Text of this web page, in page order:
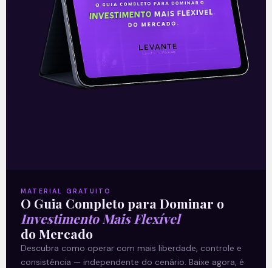
– 11/11
Alpargatas divulga resultado do terceiro
trimestre – (ALPA4) A Alpargatas
(ALPA4) divulgou os seus números nesta
sexta-feira (8) após o fechamento do
MATERIAL GRATUITO
O Guia Completo para Dominar o
Investimento Mais Flexível
do Mercado
Descubra como operar com mais liberdade, controle e
consistência — independente do cenário. Baixe agora, é